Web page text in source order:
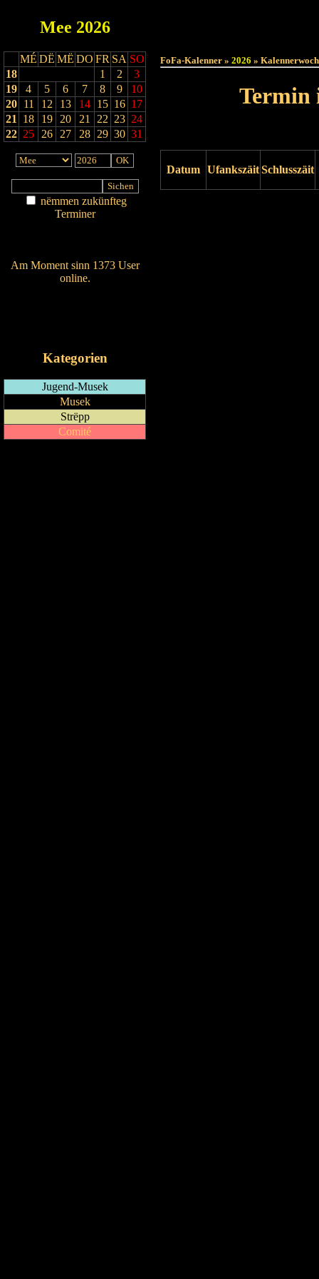
Mee 2026
MÉ DË MË DO FR SA SO
18
1 2
3
19
4 5 6 7 8 9
10
20 11 12 13 14 15 16 17
21
18 19 20 21 22 23 24
22 25 26 27 28 29 30 31
nëmmen zukünfteg
Terminer
Am Moment sinn 1373 User
online.
Kategorien
Jugend-Musek
Musek
Strëpp
Comité
FoFa-Kalenner » 2026 »
Termin
Datum UfankszäitSchlusszäit